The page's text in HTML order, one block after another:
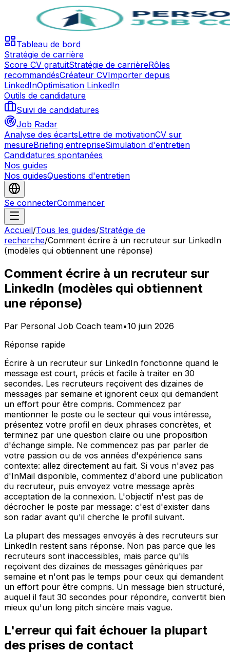
Tableau de bord
Stratégie de carrière
Score CV gratuitStratégie de carrièreRôles
recommandésCréateur CVImporter depuis
LinkedInOptimisation LinkedIn
Outils de candidature
Suivi de candidatures
Job Radar
Analyse des écartsLettre de motivationCV sur
mesureBriefing entrepriseSimulation d'entretien
Candidatures spontanées
Nos guides
Nos guidesQuestions d'entretien
Se connecterCommencer
Accueil/Tous les guides/Stratégie de
recherche/Comment écrire à un recruteur sur LinkedIn
(modèles qui obtiennent une réponse)
Comment écrire à un recruteur sur
LinkedIn (modèles qui obtiennent
une réponse)
Par Personal Job Coach team•10 juin 2026
Réponse rapide
Écrire à un recruteur sur LinkedIn fonctionne quand le
message est court, précis et facile à traiter en 30
secondes. Les recruteurs reçoivent des dizaines de
messages par semaine et ignorent ceux qui demandent
un effort pour être compris. Commencez par
mentionner le poste ou le secteur qui vous intéresse,
présentez votre profil en deux phrases concrètes, et
terminez par une question claire ou une proposition
d'échange simple. Ne commencez pas par parler de
votre passion ou de vos années d'expérience sans
contexte: allez directement au fait. Si vous n'avez pas
d'InMail disponible, commentez d'abord une publication
du recruteur, puis envoyez votre message après
acceptation de la connexion. L'objectif n'est pas de
décrocher le poste par message: c'est d'exister dans
son radar avant qu'il cherche le profil suivant.
La plupart des messages envoyés à des recruteurs sur
LinkedIn restent sans réponse. Non pas parce que les
recruteurs sont inaccessibles, mais parce qu'ils
reçoivent des dizaines de messages génériques par
semaine et n'ont pas le temps pour ceux qui demandent
un effort pour être compris. Un message bien structuré,
auquel il faut 30 secondes pour répondre, convertit bien
mieux qu'un long pitch sincère mais vague.
L'erreur qui fait échouer la plupart
des prises de contact